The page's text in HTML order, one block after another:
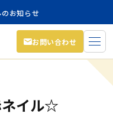
のお知らせ
お問い合わせ
イル☆